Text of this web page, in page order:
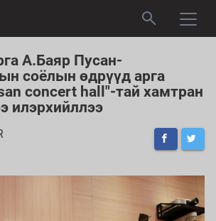
А.Баяр Пусан-
соёлын өдрүүд арга
concert hall"-тай хамтран
илэрхийллээ